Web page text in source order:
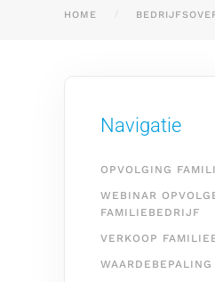
HOME
Navigatie
OPVOLGING
WEBINAR
FAMILIEBEDRIJF
VERKOOP